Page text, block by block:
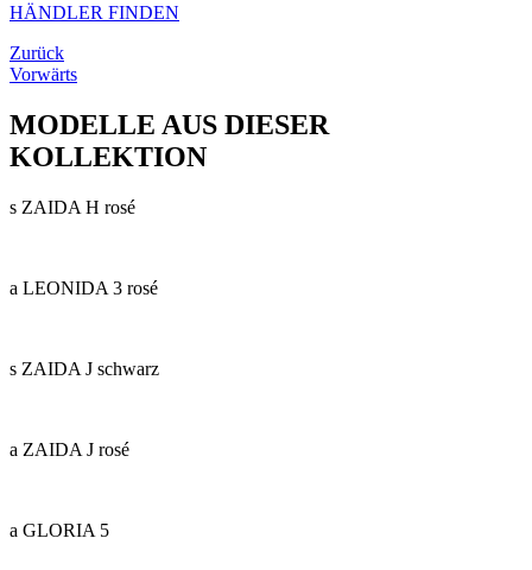
HÄNDLER FINDEN
Zurück
Vorwärts
MODELLE AUS DIESER
KOLLEKTION
s ZAIDA H rosé
a LEONIDA 3 rosé
s ZAIDA J schwarz
a ZAIDA J rosé
a GLORIA 5